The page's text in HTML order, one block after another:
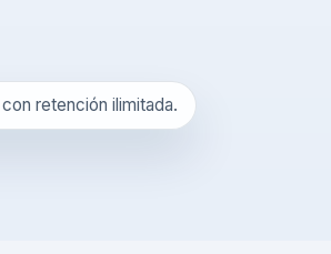
retención ilimitada.